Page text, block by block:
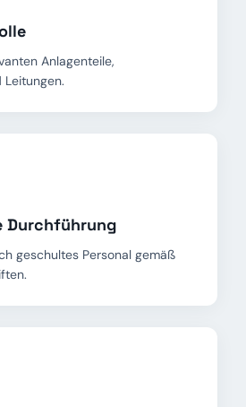
Anlagenteile,
Durchführung
geschultes Personal gemäß